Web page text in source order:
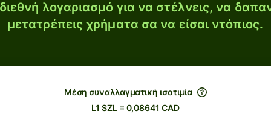
λογαριασμό για να στέλνεις, να
μετατρέπεις χρήματα σα να είσαι ντόπιος.
Μέση συναλλαγματική ισοτιμία
L1 SZL = 0,08641 CAD